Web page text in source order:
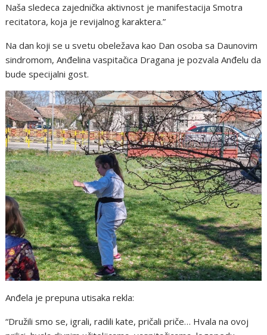
Naša sledeca zajednička aktivnost je manifestacija Smotra
recitatora, koja je revijalnog karaktera.”
Na dan koji se u svetu obeležava kao Dan osoba sa Daunovim
sindromom, Anđelina vaspitačica Dragana je pozvala Anđelu da
bude specijalni gost.
Anđela je prepuna utisaka rekla:
“Družili smo se, igrali, radili kate, pričali priče… Hvala na ovoj